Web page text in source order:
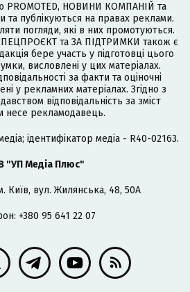
PROMOTED, НОВИНИ КОМПАНІЙ та
публікуються на правах реклами.
погляди, які в них промотуються.
та ЗА ПІДТРИМКИ також є
бере участь у підготовці цього
висловлені у цих матеріалах.
за факти та оціночні
у рекламних матеріалах. Згідно з
відповідальність за зміст
несе рекламодавець.
ідентифікатор медіа - R40-02163.
"УП Медіа Плюс"
Київ, вул. Жилянська, 48, 50А
+380 95 641 22 07